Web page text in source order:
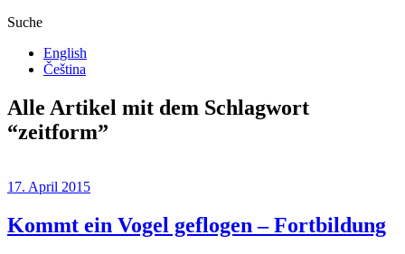
Suche
English
Čeština
Alle Artikel mit dem Schlagwort
“zeitform”
17. April 2015
Kommt ein Vogel geflogen – Fortbildung